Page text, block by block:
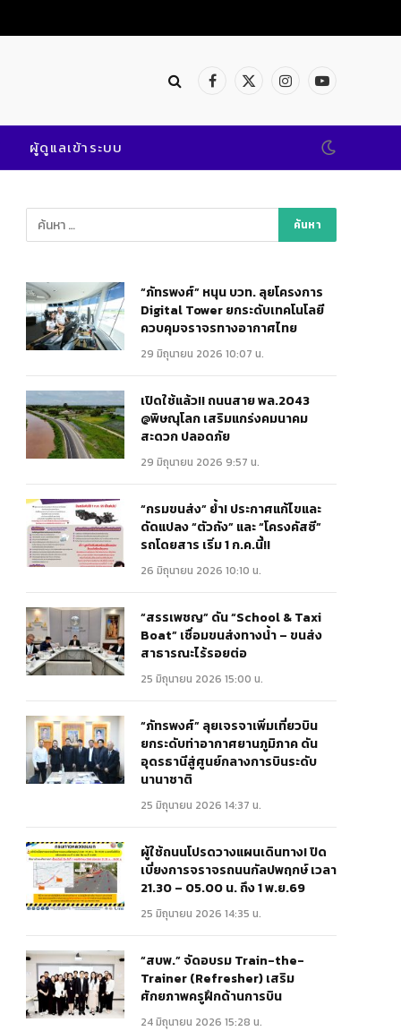
Facebook
X
InstagramYouTube
ผู้ดูแลเข้าระบบ
“ภัทรพงศ์” หนุน บวท. ลุยโครงการ
Digital Tower ยกระดับเทคโนโลยี
ควบคุมจราจรทางอากาศไทย
29 มิถุนายน 2026 10:07 น.
เปิดใช้แล้ว!! ถนนสาย พล.2043
@พิษณุโลก เสริมแกร่งคมนาคม
สะดวก ปลอดภัย
29 มิถุนายน 2026 9:57 น.
“กรมขนส่ง” ย้ำ! ประกาศแก้ไขและ
ดัดแปลง “ตัวถัง” และ “โครงคัสซี”
รถโดยสาร เริ่ม 1 ก.ค.นี้!!
26 มิถุนายน 2026 10:10 น.
“สรรเพชญ” ดัน “School & Taxi
Boat” เชื่อมขนส่งทางน้ำ – ขนส่ง
สาธารณะไร้รอยต่อ
25 มิถุนายน 2026 15:00 น.
“ภัทรพงศ์” ลุยเจรจาเพิ่มเที่ยวบิน
ยกระดับท่าอากาศยานภูมิภาค ดัน
อุดรธานีสู่ศูนย์กลางการบินระดับ
นานาชาติ
25 มิถุนายน 2026 14:37 น.
ผู้ใช้ถนนโปรดวางแผนเดินทาง! ปิด
เบี่ยงการจราจรถนนกัลปพฤกษ์ เวลา
21.30 – 05.00 น. ถึง 1 พ.ย.69
25 มิถุนายน 2026 14:35 น.
“สบพ.” จัดอบรม Train-the-
Trainer (Refresher) เสริม
ศักยภาพครูฝึกด้านการบิน
24 มิถุนายน 2026 15:28 น.